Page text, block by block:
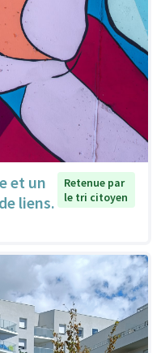
et un
liens.
Retenue par
le tri citoyen